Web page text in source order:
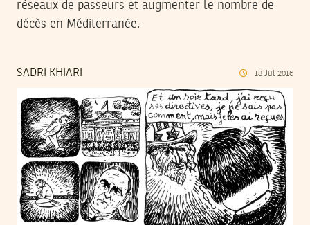
réseaux de passeurs et augmenter le nombre de
décès en Méditerranée.
SADRI KHIARI 18 Jul 2016